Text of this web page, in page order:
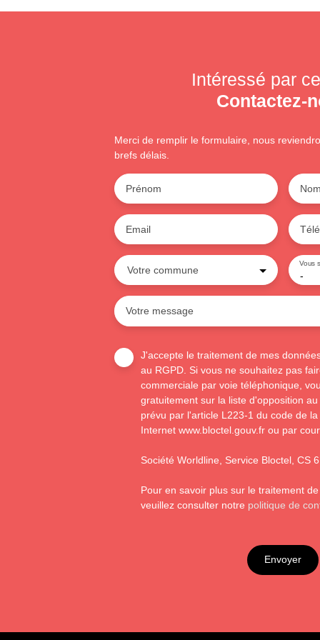
Intéressé par
Contactez-
Merci de remplir le formulaire, nous
brefs délais.
Prénom
Email
Votre commune -
Vous
Votre message
J'accepte le traitement de mes
au RGPD. Si vous ne souhaitez pas
commerciale par voie téléphonique,
gratuitement sur la liste d'opposition
prévu par l'article L223-1 du code de
Internet www.bloctel.gouv.fr ou par
Société Worldline, Service Bloctel, CS
Pour en savoir plus sur le traitement
veuillez consulter notre politique de
Envoyer